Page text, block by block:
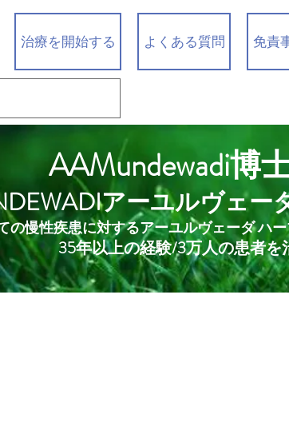
治療を開始する よくある質問 免責
AAMundewadi博
アーユルヴェー
の慢性疾患に対するアーユルヴェーダ ハ
35年以上の経験/3万人の患者を